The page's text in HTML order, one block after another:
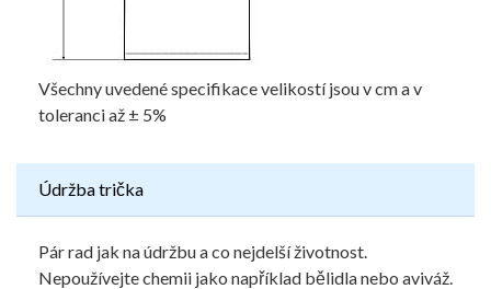
Všechny uvedené specifikace velikostí jsou v cm a v
toleranci až ± 5%
Údržba trička
Pár rad jak na údržbu a co nejdelší životnost.
Nepoužívejte chemii jako například bělidla nebo aviváž.